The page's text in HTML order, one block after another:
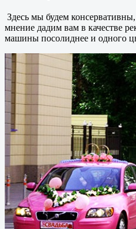
Здесь мы будем
мнение дадим вам в качестве
машины посолиднее и одного